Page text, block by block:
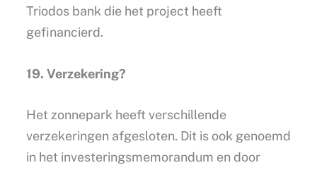
Triodos bank die het project heeft
gefinancierd.
19. Verzekering?
Het zonnepark heeft verschillende
verzekeringen afgesloten. Dit is ook genoemd
in het investeringsmemorandum en door